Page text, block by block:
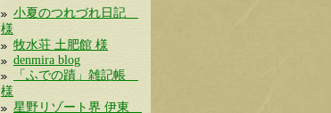
小夏のつれづれ日記
様
牧水荘 土肥館 様
denmira blog
「ふでの蹟」雑記帳
様
星野リゾート界 伊東